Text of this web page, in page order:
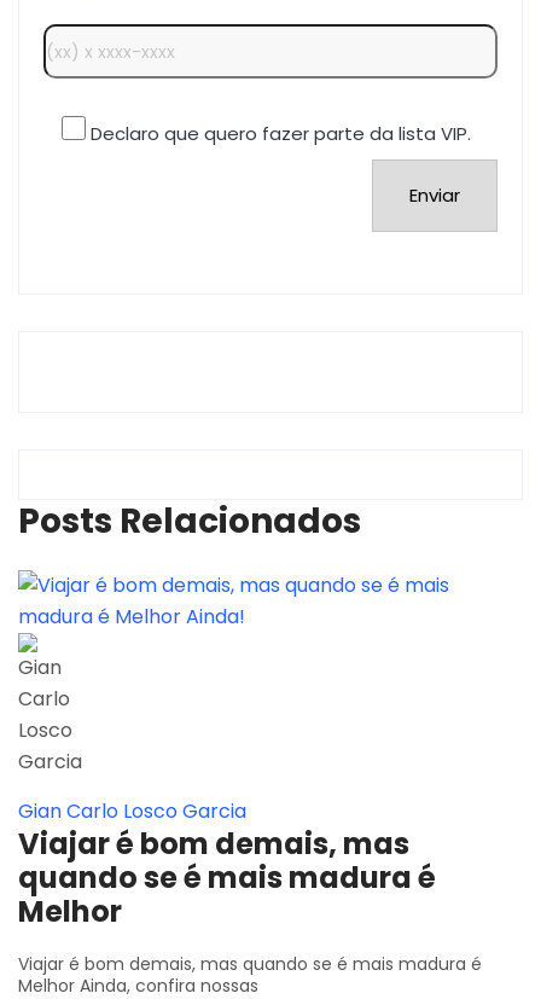
Declaro que quero fazer parte da lista VIP.
Posts Relacionados
Gian Carlo Losco Garcia
Viajar é bom demais, mas
quando se é mais madura é
Melhor
Viajar é bom demais, mas quando se é mais madura é
Melhor Ainda, confira nossas